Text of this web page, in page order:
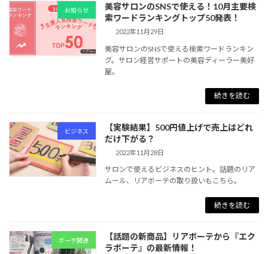
お知らせ
美容サロンのSNSで使える！10月主要検
索ワードランキングトップ50発表！
2022年11月29日
美容サロンのSNSで使える検索ワードランキン
グ。サロン経営サポートの美容ディーラー美好
屋。
続きを読む
ビジネス
【実験結果】500円値上げで売上はどれ
だけ下がる？
2022年11月28日
サロンで使えるビジネスのヒント。話題のリア
ムール、リアボーテの取り扱いもこちら。
続きを読む
ボーテ関連
【話題の新商品】リアボーテから『エク
ラボーテ』の最新情報！